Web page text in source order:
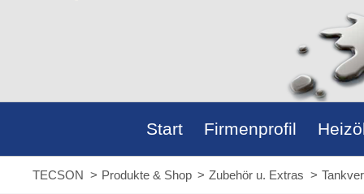
Start Firmenprofil
Firmenprofil
Personen u. Gebäude
Installationen
Referenzen GEG
TECSON Produkte & Shop Zubehör u. Extras